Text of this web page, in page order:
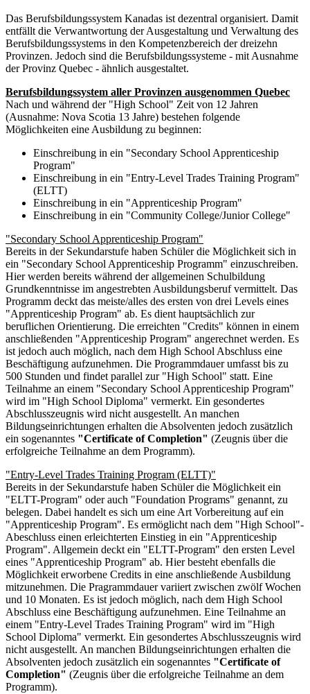
Das Berufsbildungssystem Kanadas ist dezentral organisiert. Damit
entfällt die Verwantwortung der Ausgestaltung und Verwaltung des
Berufsbildungssystems in den Kompetenzbereich der dreizehn
Provinzen. Jedoch sind die Berufsbildungssysteme - mit Ausnahme
der Provinz Quebec - ähnlich ausgestaltet.
Berufsbildungssystem aller Provinzen ausgenommen Quebec
Nach und während der "High School" Zeit von 12 Jahren
(Ausnahme: Nova Scotia 13 Jahre) bestehen folgende
Möglichkeiten eine Ausbildung zu beginnen:
Einschreibung in ein "Secondary School Apprenticeship
Program"
Einschreibung in ein "Entry-Level Trades Training Program"
(ELTT)
Einschreibung in ein "Apprenticeship Program"
Einschreibung in ein "Community College/Junior College"
"Secondary School Apprenticeship Program"
Bereits in der Sekundarstufe haben Schüler die Möglichkeit sich in
ein "Secondary School Apprenticeship Programm" einzuschreiben.
Hier werden bereits während der allgemeinen Schulbildung
Grundkenntnisse im angestrebten Ausbildungsberuf vermittelt. Das
Programm deckt das meiste/alles des ersten von drei Levels eines
"Apprenticeship Program" ab. Es dient hauptsächlich zur
beruflichen Orientierung. Die erreichten "Credits" können in einem
anschließenden "Apprenticeship Program" angerechnet werden. Es
ist jedoch auch möglich, nach dem High School Abschluss eine
Beschäftigung aufzunehmen. Die Programmdauer umfasst bis zu
500 Stunden und findet parallel zur "High School" statt. Eine
Teilnahme an einem "Secondary School Apprenticeship Program"
wird im "High School Diploma" vermerkt. Ein gesondertes
Abschlusszeugnis wird nicht ausgestellt. An manchen
Bildungseinrichtungen erhalten die Absolventen jedoch zusätzlich
ein sogenanntes "Certificate of Completion" (Zeugnis über die
erfolgreiche Teilnahme an dem Programm).
"Entry-Level Trades Training Program (ELTT)"
Bereits in der Sekundarstufe haben Schüler die Möglichkeit ein
"ELTT-Program" oder auch "Foundation Programs" genannt, zu
belegen. Dabei handelt es sich um eine Art Vorbereitung auf ein
"Apprenticeship Program". Es ermöglicht nach dem "High School"-
Abeschluss einen erleichterten Einstieg in ein "Apprenticeship
Program". Allgemein deckt ein "ELTT-Program" den ersten Level
eines "Apprenticeship Program" ab. Hier besteht ebenfalls die
Möglichkeit erworbene Credits in eine anschließende Ausbildung
mitzunehmen. Die Pragrammdauer variiert zwischen zwölf Wochen
und 10 Monaten. Es ist jedoch möglich, nach dem High School
Abschluss eine Beschäftigung aufzunehmen. Eine Teilnahme an
einem "Entry-Level Trades Training Program" wird im "High
School Diploma" vermerkt. Ein gesondertes Abschlusszeugnis wird
nicht ausgestellt. An manchen Bildungseinrichtungen erhalten die
Absolventen jedoch zusätzlich ein sogenanntes "Certificate of
Completion" (Zeugnis über die erfolgreiche Teilnahme an dem
Programm).